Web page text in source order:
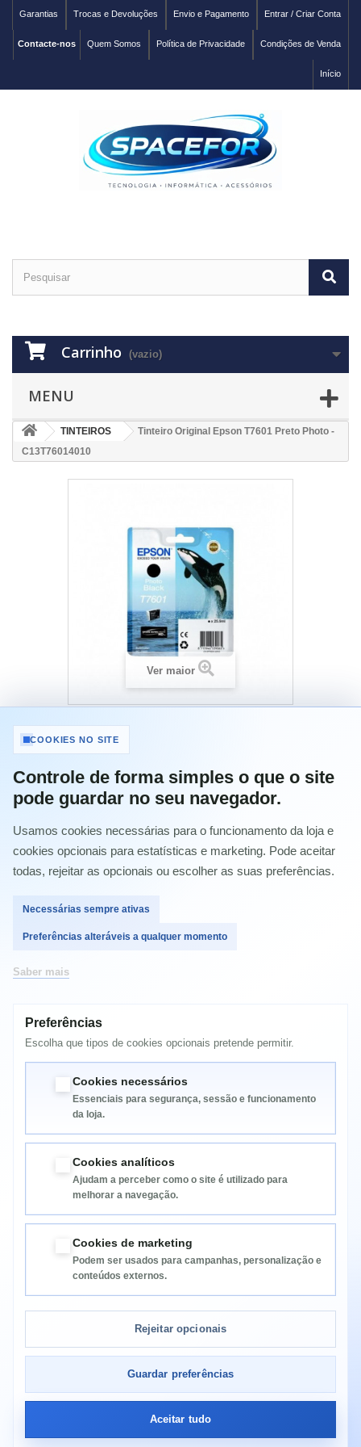
Entrar / Criar Conta
Envio e Pagamento
Trocas e Devoluções
Garantias
Condições de Venda
Política de Privacidade
Quem Somos
Contacte-nos
Início
Carrinho (vazio)
MENU
TINTEIROS
Tinteiro Original Epson T7601 Preto Photo -
C13T76014010
Ver maior
Tinteiro Original Epson T7601 Preto Photo -
C13T76014010
Referência: EPSC13T76014010
Condição: Novo produto
Imprimir
32,06 €
Comprar
Informação
Categorias
Informação da Loja
COOKIES NO SITE
Controle de forma simples o que o site
pode guardar no seu navegador.
Usamos cookies necessárias para o funcionamento da loja e
cookies opcionais para estatísticas e marketing. Pode aceitar
todas, rejeitar as opcionais ou escolher as suas preferências.
Necessárias sempre ativas
Preferências alteráveis a qualquer momento
Saber mais
Preferências
Escolha que tipos de cookies opcionais pretende permitir.
Cookies necessários
Essenciais para segurança, sessão e funcionamento
da loja.
Cookies analíticos
Ajudam a perceber como o site é utilizado para
melhorar a navegação.
Cookies de marketing
Podem ser usados para campanhas, personalização e
conteúdos externos.
Rejeitar opcionais
Guardar preferências
Aceitar tudo